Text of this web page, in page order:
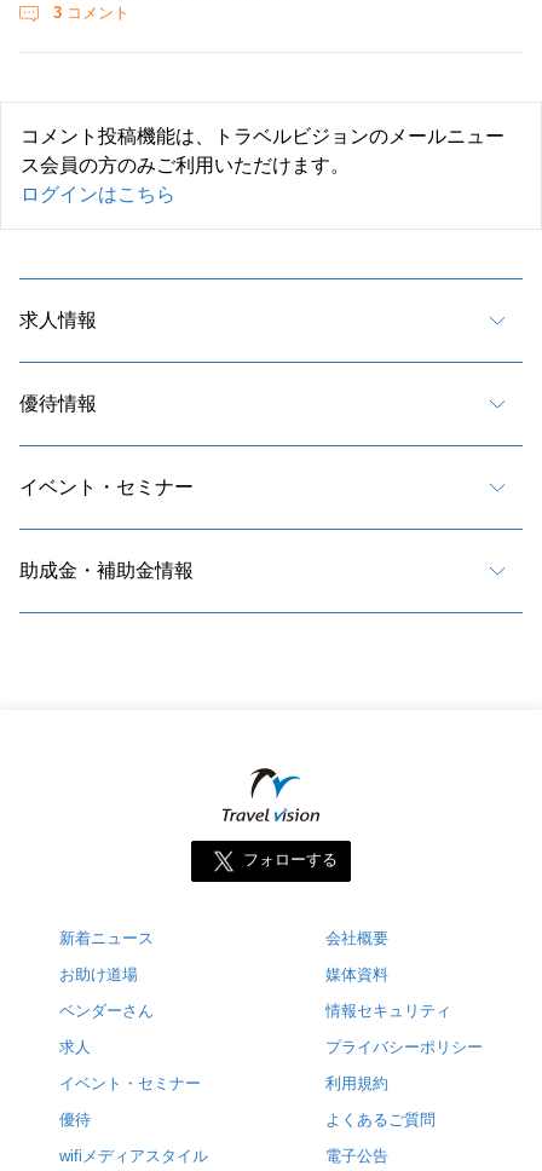
3 コメント
コメント投稿機能は、トラベルビジョンのメールニュー
ス会員の方のみご利用いただけます。
ログインはこちら
求人情報
優待情報
イベント・セミナー
助成金・補助金情報
フォローする
新着ニュース
お助け道場
ベンダーさん
求人
イベント・セミナー
優待
wifiメディアスタイル
会社概要
媒体資料
情報セキュリティ
プライバシーポリシー
利用規約
よくあるご質問
電子公告